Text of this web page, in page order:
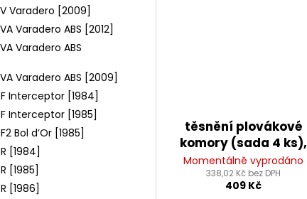
V Varadero [2009]
Varadero ABS [2012]
Varadero ABS
Varadero ABS [2009]
F Interceptor [1984]
F Interceptor [1985]
Bol d’Or [1985]
[1984]
[1985]
[1986]
těsnění plovákové
komory (sada 4 ks),
Tourmax
Momentálně vyprodáno
338,02 Kč bez DPH
409 Kč